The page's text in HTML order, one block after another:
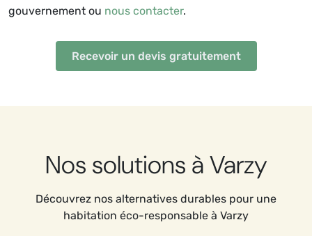
gouvernement ou nous contacter.
Recevoir un devis gratuitement
Nos solutions à Varzy
Découvrez nos alternatives durables pour une
habitation éco-responsable à Varzy